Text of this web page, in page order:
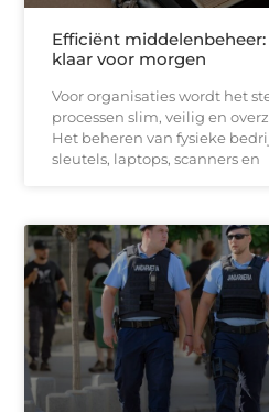
Efficiënt
klaar voor morgen
Voor organisaties wordt het
processen slim, veilig en
Het beheren van fysieke
sleutels, laptops, scanners en